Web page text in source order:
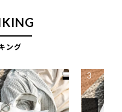
ング
3